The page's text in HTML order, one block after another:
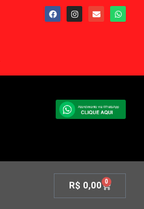
R$ 0,00 0